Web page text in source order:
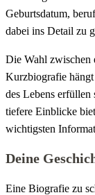
Geburtsdatum,
dabei ins Detail zu
Die Wahl zwischen
Kurzbiografie
des Lebens
tiefere Einblicke
wichtigsten
Deine
Eine Biografie zu